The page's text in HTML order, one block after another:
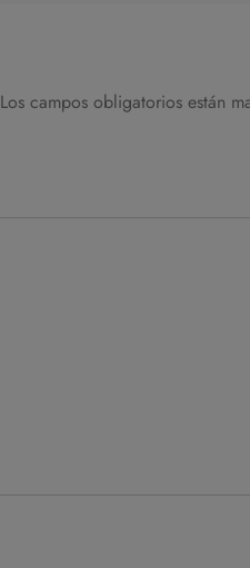
Los campos obligatorios están